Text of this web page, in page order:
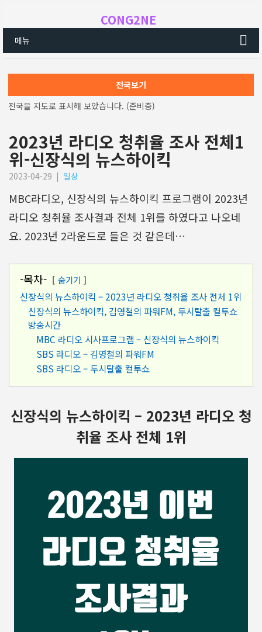
CONG2NE
메뉴
전국보기
전국을 지도로 표시해 보았습니다. (준비중)
2023년 라디오 청취율 조사 전체1
위-신장식의 뉴스하이킥
2023-04-29 | 일상
MBC라디오, 신장식의 뉴스하이킥 프로그램이 2023년
라디오 청취율 조사결과 전체 1위를 하였다고 나오네
요. 2023년 2라운드로 들은 것 같은데…
-목차- 숨기기
신장식의 뉴스하이킥 – 2023년 라디오 청취율 조사 전체 1위
신장식의 뉴스하이킥, 김영철의 파워FM, 두시탈출 컬투쇼
방송시간
MBC 라디오 시사프로그램 – 신장식의 뉴스하이킥
SBS 라디오 – 김영철의 파워FM
SBS 라디오 – 두시탈출 컬투쇼
신장식의 뉴스하이킥 – 2023년 라디오 청
취율 조사 전체 1위